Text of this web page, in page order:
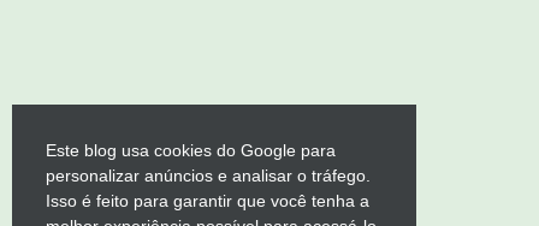
Este blog usa cookies do Google para
personalizar anúncios e analisar o tráfego.
Isso é feito para garantir que você tenha a